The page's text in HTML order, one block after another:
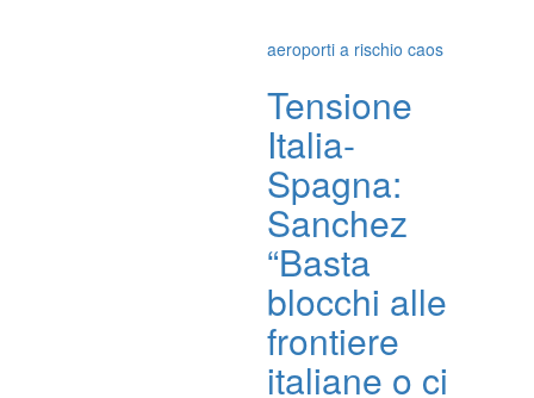
aeroporti a rischio caos
Tensione
Italia-
Spagna:
Sanchez
“Basta
blocchi alle
frontiere
italiane o ci